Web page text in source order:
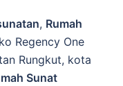
, Rumah
Regency One
Rungkut, kota
Sunat